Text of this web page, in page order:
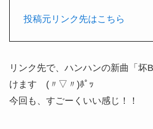
投稿元リンク先はこちら
リンク先で、ハンハンの新曲「坏
けます (〃▽〃)ﾎﾟｯ
今回も、すごーくいい感じ！！